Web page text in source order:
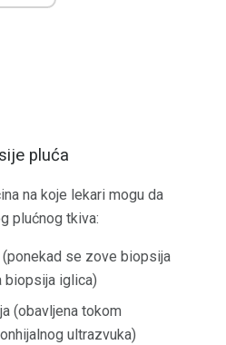
pluća
na koje lekari mogu da
plućnog tkiva:
se zove biopsija
biopsija iglica)
(obavljena tokom
ultrazvuka)